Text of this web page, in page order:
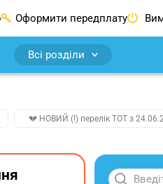
Оформити передплату
Всі розділи
💔 НОВИЙ (!) перелік ТОТ з